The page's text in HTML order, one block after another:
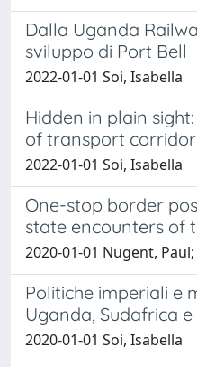
Dalla Uganda
sviluppo di Port Bell
2022-01-01 Soi, Isabella
Hidden in plain
of transport
2022-01-01 Soi, Isabella
One-stop border
state encounters of
2020-01-01 Nugent,
Politiche imperiali e
Uganda, Sudafrica e
2020-01-01 Soi, Isabella